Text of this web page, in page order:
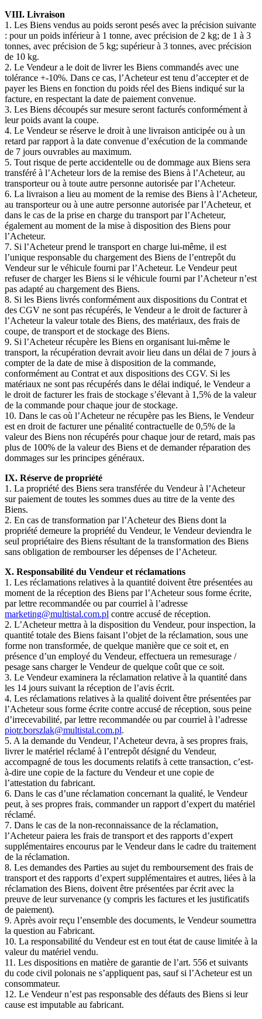
VIII. Livraison
1. Les Biens vendus au poids seront pesés avec la précision suivante
: pour un poids inférieur à 1 tonne, avec précision de 2 kg; de 1 à 3
tonnes, avec précision de 5 kg; supérieur à 3 tonnes, avec précision
de 10 kg.
2. Le Vendeur a le doit de livrer les Biens commandés avec une
tolérance +-10%. Dans ce cas, l’Acheteur est tenu d’accepter et de
payer les Biens en fonction du poids réel des Biens indiqué sur la
facture, en respectant la date de paiement convenue.
3. Les Biens découpés sur mesure seront facturés conformément à
leur poids avant la coupe.
4. Le Vendeur se réserve le droit à une livraison anticipée ou à un
retard par rapport à la date convenue d’exécution de la commande
de 7 jours ouvrables au maximum.
5. Tout risque de perte accidentelle ou de dommage aux Biens sera
transféré à l’Acheteur lors de la remise des Biens à l’Acheteur, au
transporteur ou à toute autre personne autorisée par l’Acheteur.
6. La livraison a lieu au moment de la remise des Biens à l’Acheteur,
au transporteur ou à une autre personne autorisée par l’Acheteur, et
dans le cas de la prise en charge du transport par l’Acheteur,
également au moment de la mise à disposition des Biens pour
l’Acheteur.
7. Si l’Acheteur prend le transport en charge lui-même, il est
l’unique responsable du chargement des Biens de l’entrepôt du
Vendeur sur le véhicule fourni par l’Acheteur. Le Vendeur peut
refuser de charger les Biens si le véhicule fourni par l’Acheteur n’est
pas adapté au chargement des Biens.
8. Si les Biens livrés conformément aux dispositions du Contrat et
des CGV ne sont pas récupérés, le Vendeur a le droit de facturer à
l’Acheteur la valeur totale des Biens, des matériaux, des frais de
coupe, de transport et de stockage des Biens.
9. Si l’Acheteur récupère les Biens en organisant lui-même le
transport, la récupération devrait avoir lieu dans un délai de 7 jours à
compter de la date de mise à disposition de la commande,
conformément au Contrat et aux dispositions des CGV. Si les
matériaux ne sont pas récupérés dans le délai indiqué, le Vendeur a
le droit de facturer les frais de stockage s’élevant à 1,5% de la valeur
de la commande pour chaque jour de stockage.
10. Dans le cas où l’Acheteur ne récupère pas les Biens, le Vendeur
est en droit de facturer une pénalité contractuelle de 0,5% de la
valeur des Biens non récupérés pour chaque jour de retard, mais pas
plus de 100% de la valeur des Biens et de demander réparation des
dommages sur les principes généraux.
IX. Réserve de propriété
1. La propriété des Biens sera transférée du Vendeur à l’Acheteur
sur paiement de toutes les sommes dues au titre de la vente des
Biens.
2. En cas de transformation par l’Acheteur des Biens dont la
propriété demeure la propriété du Vendeur, le Vendeur deviendra le
seul propriétaire des Biens résultant de la transformation des Biens
sans obligation de rembourser les dépenses de l’Acheteur.
X. Responsabilité du Vendeur et réclamations
1. Les réclamations relatives à la quantité doivent être présentées au
moment de la réception des Biens par l’Acheteur sous forme écrite,
par lettre recommandée ou par courriel à l’adresse
marketing@multistal.com.pl contre accusé de réception.
2. L’Acheteur mettra à la disposition du Vendeur, pour inspection, la
quantité totale des Biens faisant l’objet de la réclamation, sous une
forme non transformée, de quelque manière que ce soit et, en
présence d’un employé du Vendeur, effectuera un remesurage /
pesage sans charger le Vendeur de quelque coût que ce soit.
3. Le Vendeur examinera la réclamation relative à la quantité dans
les 14 jours suivant la réception de l’avis écrit.
4. Les réclamations relatives à la qualité doivent être présentées par
l’Acheteur sous forme écrite contre accusé de réception, sous peine
d’irrecevabilité, par lettre recommandée ou par courriel à l’adresse
piotr.borszlak@multistal.com.pl.
5. A la demande du Vendeur, l’Acheteur devra, à ses propres frais,
livrer le matériel réclamé à l’entrepôt désigné du Vendeur,
accompagné de tous les documents relatifs à cette transaction, c’est-
à-dire une copie de la facture du Vendeur et une copie de
l’attestation du fabricant.
6. Dans le cas d’une réclamation concernant la qualité, le Vendeur
peut, à ses propres frais, commander un rapport d’expert du matériel
réclamé.
7. Dans le cas de la non-reconnaissance de la réclamation,
l’Acheteur paiera les frais de transport et des rapports d’expert
supplémentaires encourus par le Vendeur dans le cadre du traitement
de la réclamation.
8. Les demandes des Parties au sujet du remboursement des frais de
transport et des rapports d’expert supplémentaires et autres, liées à la
réclamation des Biens, doivent être présentées par écrit avec la
preuve de leur survenance (y compris les factures et les justificatifs
de paiement).
9. Après avoir reçu l’ensemble des documents, le Vendeur soumettra
la question au Fabricant.
10. La responsabilité du Vendeur est en tout état de cause limitée à la
valeur du matériel vendu.
11. Les dispositions en matière de garantie de l’art. 556 et suivants
du code civil polonais ne s’appliquent pas, sauf si l’Acheteur est un
consommateur.
12. Le Vendeur n’est pas responsable des défauts des Biens si leur
cause est imputable au fabricant.